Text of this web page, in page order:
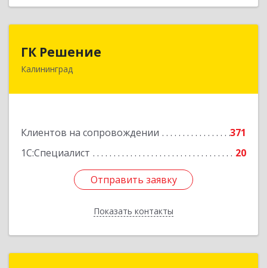
ГК Решение
Калининград
Клиентов на сопровождении
371
1С:Специалист
20
Отправить заявку
Показать контакты
236038, Калининградская обл, Калининград г,
Отправить заявку
Назад